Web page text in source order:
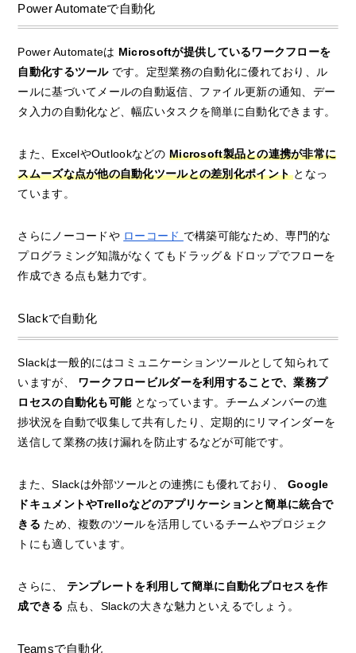
Power Automateで自動化
Power Automateは Microsoftが提供しているワークフローを
自動化するツール です。定型業務の自動化に優れており、ル
ールに基づいてメールの自動返信、ファイル更新の通知、デー
タ入力の自動化など、幅広いタスクを簡単に自動化できます。
また、ExcelやOutlookなどのMicrosoft製品との連携が非常に
スムーズな点が他の自動化ツールとの差別化ポイントとなっ
ています。
さらにノーコードや ローコード で構築可能なため、専門的な
プログラミング知識がなくてもドラッグ＆ドロップでフローを
作成できる点も魅力です。
Slackで自動化
Slackは一般的にはコミュニケーションツールとして知られて
いますが、 ワークフロービルダーを利用することで、業務プ
ロセスの自動化も可能 となっています。チームメンバーの進
捗状況を自動で収集して共有したり、定期的にリマインダーを
送信して業務の抜け漏れを防止するなどが可能です。
また、Slackは外部ツールとの連携にも優れており、 Google
ドキュメントやTrelloなどのアプリケーションと簡単に統合で
きる ため、複数のツールを活用しているチームやプロジェク
トにも適しています。
さらに、 テンプレートを利用して簡単に自動化プロセスを作
成できる 点も、Slackの大きな魅力といえるでしょう。
Teamsで自動化